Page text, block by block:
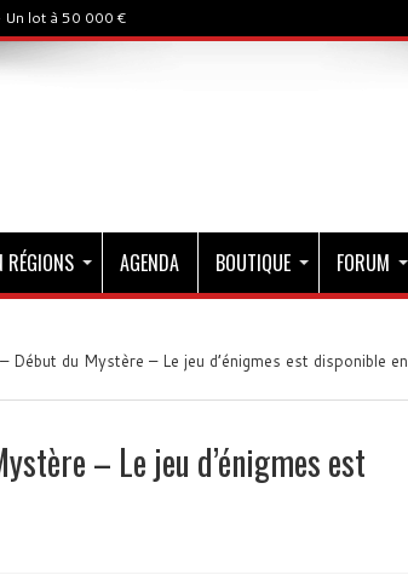
Un lot à 50 000 €
RÉGIONS AGENDA BOUTIQUE FORUM
Début du Mystère – Le jeu d’énigmes est disponible en
– Le jeu d’énigmes est